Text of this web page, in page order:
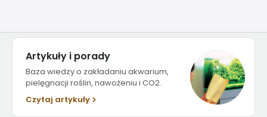
Artykuły i porady
Baza wiedzy o zakładaniu akwarium,
pielęgnacji roślin, nawożeniu i CO2.
Czytaj artykuły